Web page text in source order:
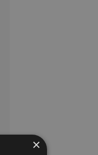
×